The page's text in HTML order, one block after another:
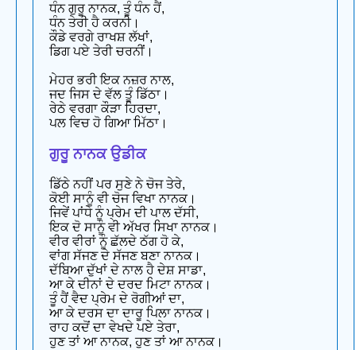
ਧੰਨ ਗੁਰੂ ਨਾਨਕ, ਤੂੰ ਧੰਨ ਹੈਂ,
ਧੰਨ ਤੇਰੀ ਹੈ ਕਰਨੀ।
ਕੌਡੇ ਵਰਗੇ ਰਾਖਸ਼ ਲੱਖਾਂ,
ਡਿਗ ਪਏ ਤੇਰੀ ਚਰਨੀਂ।
ਮੇਹਰ ਭਰੀ ਇਕ ਨਜ਼ਰ ਨਾਲ,
ਜਦ ਜਿਸ ਦੇ ਵੱਲ ਤੂੰ ਡਿੱਠਾ।
ਰੇਠੇ ਵਰਗਾ ਕੌੜਾ ਹਿਰਦਾ,
ਪਲ ਵਿਚ ਹੋ ਗਿਆ ਮਿੱਠਾ।
ਗੁਰੂ ਨਾਨਕ ਉਡੀਕ
ਡਿੱਠੇ ਨਹੀਂ ਪਰ ਸੁਣੇ ਨੇ ਚੋਜ ਤੇਰੇ,
ਕੋਈ ਸਾਨੂੰ ਵੀ ਚੋਜ ਵਿਖਾ ਨਾਨਕ।
ਜਿਵੇਂ ਪਾਂਧੇ ਨੂੰ ਪ੍ਰੇਮ ਦੀ ਪਾਲ ਦੱਸੀ,
ਇਕ ਦੋ ਸਾਨੂੰ ਵੀ ਅੱਖਰ ਸਿਖਾ ਨਾਨਕ।
ਵੀਰ ਵੀਰਾਂ ਨੂੰ ਛੱਲਦੇ ਠੱਗ ਹੋ ਕੇ,
ਵਾਂਗ ਸੱਜਣ ਦੇ ਸੱਜਣ ਬਣਾ ਨਾਨਕ।
ਦੱਬਿਆ ਦੁੱਖਾਂ ਦੇ ਨਾਲ ਹੈ ਦੇਸ਼ ਸਾਡਾ,
ਆ ਕੇ ਦੀਨਾਂ ਦੇ ਦਰਦ ਮਿਟਾ ਨਾਨਕ।
ਤੂੰ ਹੈਂ ਵੈਦ ਪ੍ਰੇਮ ਦੇ ਰੋਗੀਆਂ ਦਾ,
ਆ ਕੇ ਦਰਸ ਦਾ ਦਾਰੂ ਪਿਲਾ ਨਾਨਕ।
ਰਾਹ ਕਦੋਂ ਦਾ ਵੇਖਦੇ ਪਏ ਤੇਰਾ,
ਹੁਣ ਤਾਂ ਆ ਨਾਨਕ, ਹੁਣ ਤਾਂ ਆ ਨਾਨਕ।